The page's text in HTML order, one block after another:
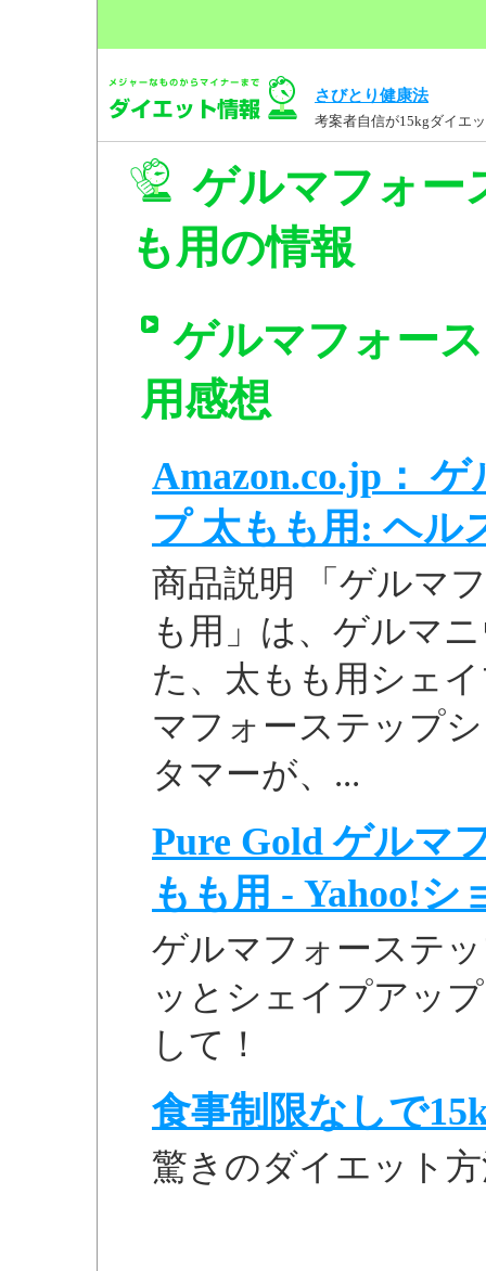
さびとり健康法
考案者自信が15kgダイエ
ゲルマフォー
も用の情報
ゲルマフォー
用感想
Amazon.co.jp：
プ 太もも用: ヘル
商品説明 「ゲルマ
も用」は、ゲルマ
た、太もも用シェ
マフォーステップ
タマーが、...
Pure Gold ゲルマ
もも用 - Yahoo!シ
ゲルマフォーステ
ッとシェイプアッ
して！
食事制限なしで
驚きのダイエット